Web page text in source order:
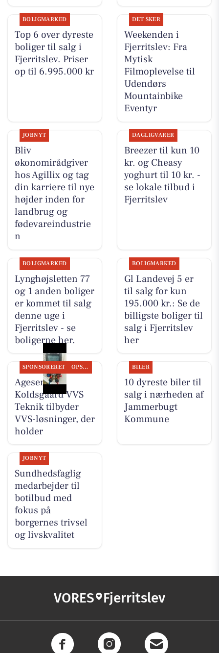
BOLIGMARKED
Top 6 over dyreste
boliger til salg i
Fjerritslev. Priser
op til 6.995.000 kr
DET SKER
Weekenden i
Fjerritslev: Fra
Mytisk
Filmoplevelse til
Udendørs
Mountainbike
Eventyr
JOBNYT
Bliv
økonomirådgiver
hos Agillix og tag
din karriere til nye
højder inden for
landbrug og
fødevareindustrie
n
DAGLIGVARER
Breezer til kun 10
kr. og Cheasy
yoghurt til 10 kr. -
se lokale tilbud i
Fjerritslev
BOLIGMARKED
Lynghøjsletten 77
og 1 anden boliger
er kommet til salg
denne uge i
Fjerritslev - se
boligerne her.
BOLIGMARKED
Gl Landevej 5 er
til salg for kun
195.000 kr.: Se de
billigste boliger til
salg i Fjerritslev
her
SPONSORERET OPSLAGSTAVLEN
Agesen &
Koldsgaard VVS
Teknik tilbyder
VVS-løsninger, der
holder
BILER
10 dyreste biler til
salg i nærheden af
Jammerbugt
Kommune
JOBNYT
Sundhedsfaglig
medarbejder til
botilbud med
fokus på
borgernes trivsel
og livskvalitet
VORES Fjerritslev